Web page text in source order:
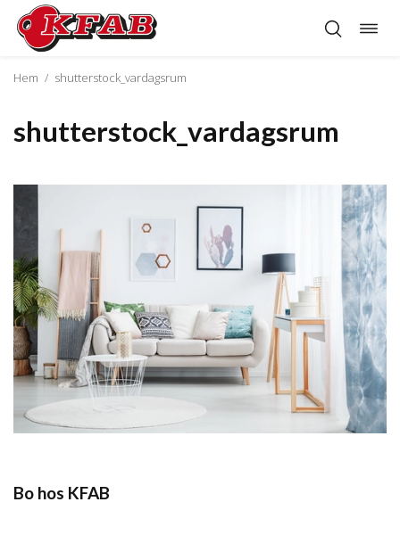
Hoppa
innehåll
Hem / shutterstock_vardagsrum
Bo hos KFAB
shutterstock_vardagsrum